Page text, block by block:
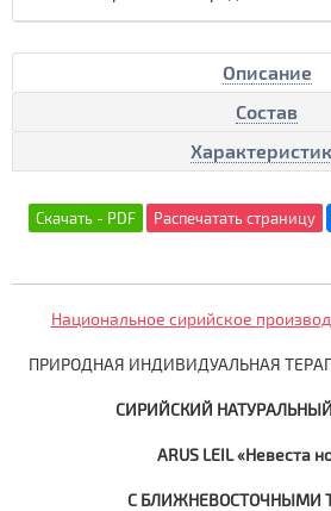
Описание
Состав
Национальное сирийское
ПРИРОДНАЯ ИНДИВИДУАЛЬНАЯ
СИРИЙСКИЙ
ARUS LEIL «Невеста
С БЛИЖНЕВОСТОЧНЫМИ